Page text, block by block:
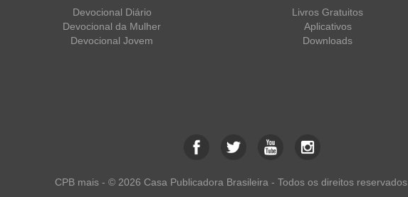
Devocional Diário
Devocional da Mulher
Devocional Jovem
Livros Gratuitos
Aplicativos
Downloads
CPB mais - © 2026 Casa Publicadora Brasileira - Todos os direitos reservados.